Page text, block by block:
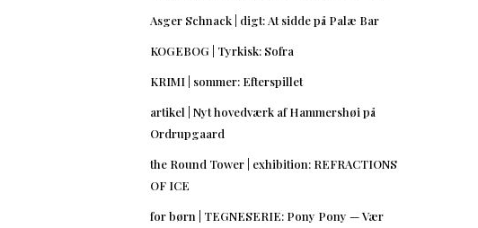
Asger Schnack | digt: At sidde på Palæ Bar
KOGEBOG | Tyrkisk: Sofra
KRIMI | sommer: Efterspillet
artikel | Nyt hovedværk af Hammershøi på
Ordrupgaard
the Round Tower | exhibition: REFRACTIONS
OF ICE
for børn | TEGNESERIE: Pony Pony — Vær